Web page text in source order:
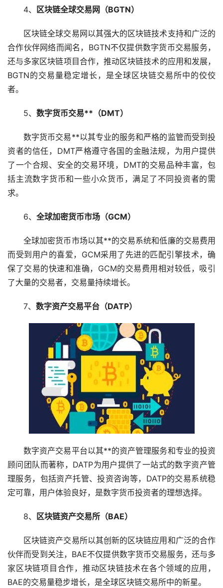
4、 区块链全球交易网（BGTN）
区块链全球交易网以其强大的区块链技术支持和广泛的
合作伙伴网络而闻名，BGTN不仅提供数字货币交易服务，
还与多家区块链项目合作，推动区块链技术的应用和发展，
BGTN的交易量稳定增长，是全球区块链交易所中的佼佼
者。
5、 数字货币交易**（DMT）
数字货币交易**以其专业的服务和严格的监管而受到投
资者的信任，DMT严格遵守各国的金融法规，为用户提供
了一个合规、安全的交易环境，DMT的交易品种丰富，包
括主流数字货币和一些小众货币，满足了不同投资者的需
求。
6、 全球加密货币市场（GCM）
全球加密货币市场以其**的交易系统和低廉的交易费用
而受到用户的喜爱，GCM采用了先进的匹配引擎技术，确
保了交易的快速和准确，GCM的交易费用相对较低，吸引
了大量的交易者，交易量持续增长。
7、 数字资产交易平台（DATP）
数字资产交易平台以其**的资产管理服务和专业的投资
顾问团队而著称，DATP为用户提供了一站式的数字资产管
理服务，包括资产托管、投资咨询等，DATP的交易系统稳
定可靠，用户体验良好，是数字货币投资者的理想选择。
8、 区块链资产交易所（BAE）
区块链资产交易所以其创新的区块链应用和广泛的合作
伙伴而受到关注，BAE不仅提供数字货币交易服务，还与多
家区块链项目合作，推动区块链技术在各个领域的应用，
BAE的交易量稳步增长，是全球区块链交易所中的新星。